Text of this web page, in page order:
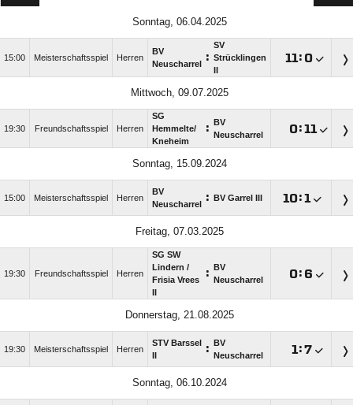
Sonntag, 06.04.2025
15:00 Meisterschaftsspiel Herren
BV
Neuscharrel
:
SV
Strücklingen
: 
Mittwoch, 09.07.2025
19:30 Freundschaftsspiel Herren
SG
Hemmelte/​
Kneheim
:
BV
Neuscharrel
:
Sonntag, 15.09.2024
15:00 Meisterschaftsspiel Herren
BV
Neuscharrel
: BV Garrel III :
Freitag, 07.03.2025
19:30 Freundschaftsspiel Herren
SG SW
Lindern /​
Frisia Vrees
:
BV
Neuscharrel
: 
Donnerstag, 21.08.2025
19:30 Meisterschaftsspiel Herren
STV Barssel
:
BV
Neuscharrel
:
Sonntag, 06.10.2024